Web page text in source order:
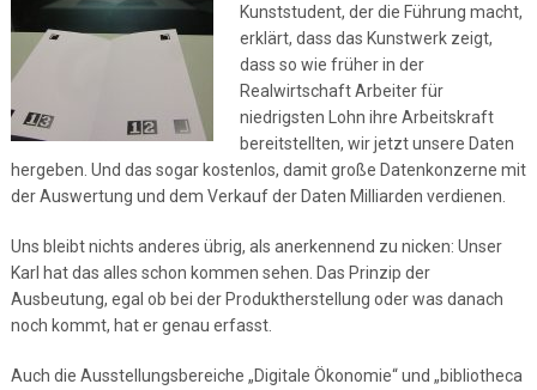
Kunststudent, der die Führung macht,
erklärt, dass das Kunstwerk zeigt,
dass so wie früher in der
Realwirtschaft Arbeiter für
niedrigsten Lohn ihre Arbeitskraft
bereitstellten, wir jetzt unsere Daten
hergeben. Und das sogar kostenlos, damit große Datenkonzerne mit
der Auswertung und dem Verkauf der Daten Milliarden verdienen.
Uns bleibt nichts anderes übrig, als anerkennend zu nicken: Unser
Karl hat das alles schon kommen sehen. Das Prinzip der
Ausbeutung, egal ob bei der Produktherstellung oder was danach
noch kommt, hat er genau erfasst.
Auch die Ausstellungsbereiche „Digitale Ökonomie“ und „bibliotheca